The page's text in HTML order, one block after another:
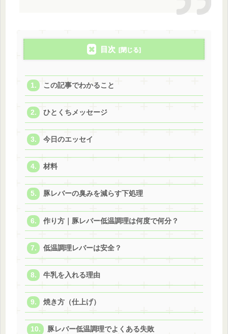
目次
この記事でわかること
ひとくちメッセージ
今日のエッセイ
材料
豚レバーの臭みを減らす下処理
作り方｜豚レバー低温調理は何度で何分？
低温調理レバーは安全？
牛乳を入れる理由
焼き方（仕上げ）
豚レバー低温調理でよくある失敗